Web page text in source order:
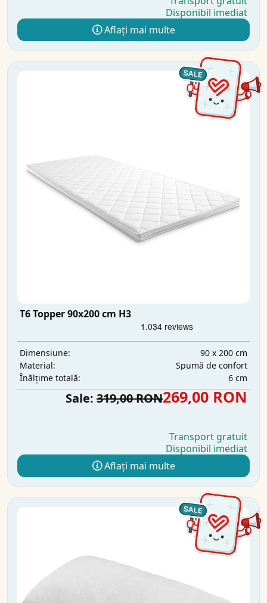
Disponibil imediat
Aflați mai multe
T6 Topper 90x200 cm H3
Dimensiune:
90 x 200 cm
Material:
Spumă de confort
Înălțime totală:
6 cm
Sale: 319,00 RON269,00 RON
Transport gratuit
Disponibil imediat
Aflați mai multe